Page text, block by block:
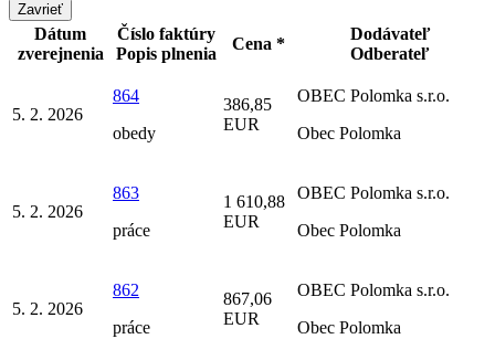
Zavrieť
Dátum
zverejnenia
Číslo faktúry
Popis plnenia
Cena *
Dodávateľ
Odberateľ
5. 2. 2026
864
obedy
386,85
EUR
OBEC Polomka s.r.o.
Obec Polomka
5. 2. 2026
863
práce
1 610,88
EUR
OBEC Polomka s.r.o.
Obec Polomka
5. 2. 2026
862
práce
867,06
EUR
OBEC Polomka s.r.o.
Obec Polomka